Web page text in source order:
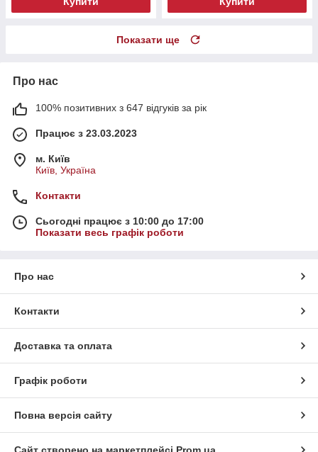
Показати ще
Про нас
100% позитивних з 647 відгуків за рік
Працює з 23.03.2023
м. Київ
Київ, Україна
Контакти
Сьогодні працює з 10:00 до 17:00
Показати весь графік роботи
Про нас
Контакти
Доставка та оплата
Графік роботи
Повна версія сайту